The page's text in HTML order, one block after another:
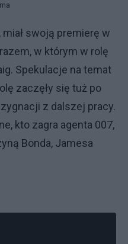
, miał swoją premierę w
w którym w rolę
Spekulacje na temat
zaczęły się tuż po
z dalszej pracy.
kto zagra agenta 007,
Bonda, Jamesa